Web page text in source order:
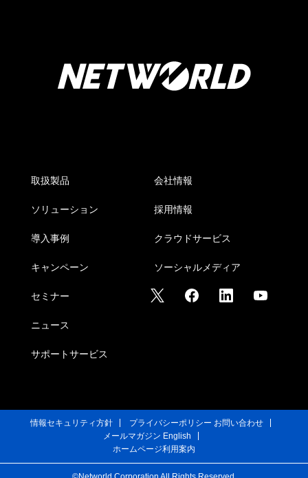
取扱製品
ソリューション
導入事例
キャンペーン
セミナー
ニュース
サポートサービス
会社情報
採用情報
クラウドサービス
ソーシャルメディア
情報セキュリティ方針 プライバシーポリシー お問い合わせ
メールマガジン English
ホームページ利用案内